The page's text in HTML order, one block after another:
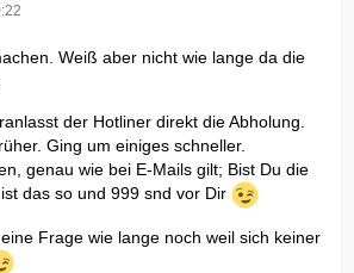
Weiß aber nicht wie lange da die
der Hotliner direkt die Abholung.
Ging um einiges schneller.
genau wie bei E-Mails gilt; Bist Du die
das so und 999 snd vor Dir
Frage wie lange noch weil sich keiner